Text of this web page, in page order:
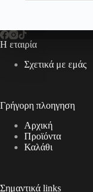
Η εταιρία
Σχετικά με εμάς
Γρήγορη πλοηγηση
Αρχική
Προϊόντα
Καλάθι
Σημαντικά links